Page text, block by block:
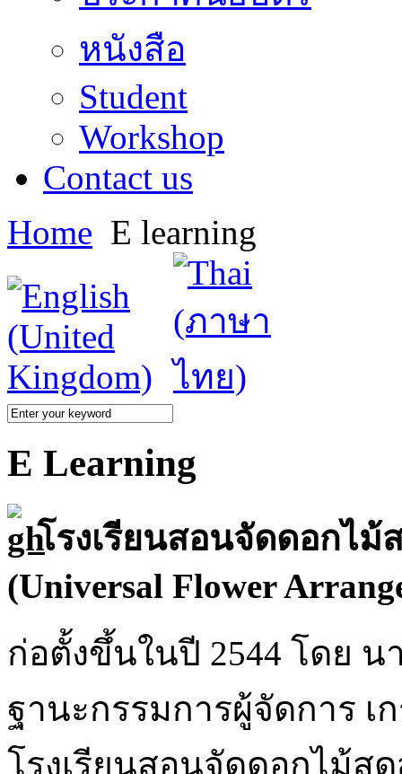
หนังสือ
Student
Workshop
Contact us
Home E learning
E Learning
โรงเรียนสอนจัดดอกไม้
(Universal Flower
ก่อตั้งขึ้นในปี 2544 โดย
ฐานะกรรมการผู้จัดการ เ
โรงเรียนสอนจัดดอกไม้ส